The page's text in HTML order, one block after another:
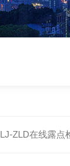
LJ-ZLD在线露点